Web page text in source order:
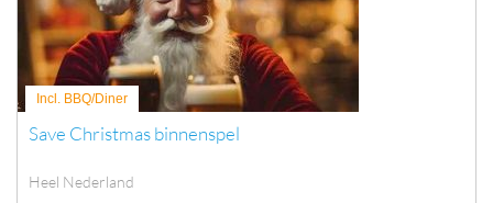
Incl. BBQ/Diner
Save Christmas binnenspel
Heel Nederland